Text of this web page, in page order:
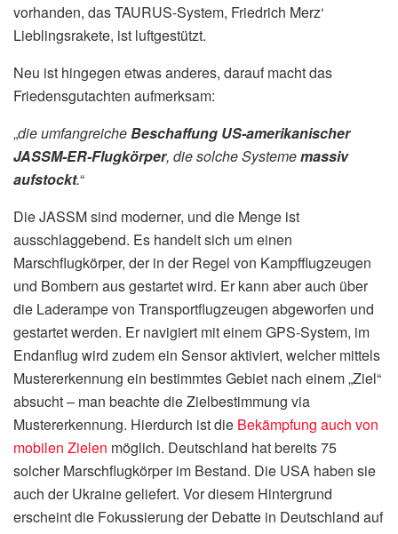
vorhanden, das TAURUS-System, Friedrich Merz‘
Lieblingsrakete, ist luftgestützt.
Neu ist hingegen etwas anderes, darauf macht das
Friedensgutachten aufmerksam:
„die umfangreicheBeschaffung US-amerikanischer
JASSM-ER-Flugkörper, die solche Systememassiv
aufstockt.“
Die JASSM sind moderner, und die Menge ist
ausschlaggebend. Es handelt sich um einen
Marschflugkörper, der in der Regel von Kampfflugzeugen
und Bombern aus gestartet wird. Er kann aber auch über
die Laderampe von Transportflugzeugen abgeworfen und
gestartet werden. Er navigiert mit einem GPS-System, im
Endanflug wird zudem ein Sensor aktiviert, welcher mittels
Mustererkennung ein bestimmtes Gebiet nach einem „Ziel“
absucht – man beachte die Zielbestimmung via
Mustererkennung. Hierdurch ist die Bekämpfung auch von
mobilen Zielen möglich. Deutschland hat bereits 75
solcher Marschflugkörper im Bestand. Die USA haben sie
auch der Ukraine geliefert. Vor diesem Hintergrund
erscheint die Fokussierung der Debatte in Deutschland auf